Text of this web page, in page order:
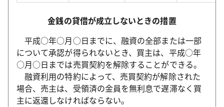
金銭の貸借が成立しないときの措置
平成○年○月○日までに、融資の全部または一部
について承認が得られないとき、買主は、平成○年
○月○日までは売買契約を解除することができる。
融資利用の特約によって、売買契約が解除された
場合、売主は、受領済の金員を無利息で遅滞なく買
主に返還しなければならない。